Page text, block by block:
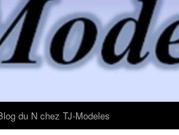
du N chez TJ-Modeles